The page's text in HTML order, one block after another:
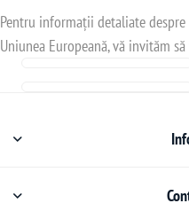
Pentru informații detaliate
Uniunea Europeană, vă invităm